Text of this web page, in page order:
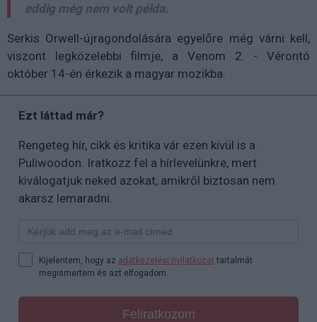
eddig még nem volt példa.
Serkis Orwell-újragondolására egyelőre még várni kell,
viszont legközelebbi filmje, a Venom 2. - Vérontó
október 14-én érkezik a magyar mozikba.
Ezt láttad már?
Rengeteg hír, cikk és kritika vár ezen kívül is a
Puliwoodon. Iratkozz fel a hírlevelünkre, mert
kiválogatjuk neked azokat, amikről biztosan nem
akarsz lemaradni.
Kijelentem, hogy az adatkezelési nyilatkozat tartalmát
megismertem és azt elfogadom.
Feliratkozom